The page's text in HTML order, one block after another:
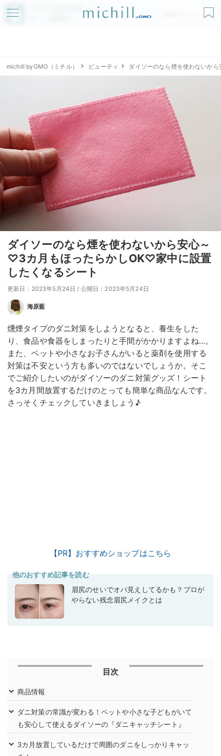
アプリでmichillが
無料ダウンロード
michill byGMO（ミチル） ビューティ ダイソーのなら煙を使わないか
ダイソーのなら煙を使わないから安心～
♡3カ月もほったらかしOK♡家中に設置
したくなるシート
更新日：2023年5月24日 / 公開日：2023年5月24日
海原藍
燻煙タイプのダニ対策をしようとなると、養生をした
り、食品や食器をしまったりと手間がかかりますよね…。
また、ペットや小さなお子さんがいると薬剤を使用する
対策は不安という方も多いのではないでしょうか。そこ
でご紹介したいのがダイソーのダニ対策グッズ！シート
を3カ月間放置するだけのとっても簡単な商品なんです。
さっそくチェックしていきましょう♪
【PR】おすすめショップはこちら
他のおすすめ記事を読む
眉尻のせいでオバ見えしてるかも？プロが
やらない残念眉尻メイクとは
目次
商品情報
ダニ対策の常識が変わる！ペットや小さな子どもがいて
も安心して使えるダイソーの『ダニキャッチシート』
3カ月放置しているだけで周囲のダニをしっかりキャッ